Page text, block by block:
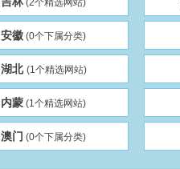
(2个精选网站)
安徽 (0个下属分类)
湖北 (1个精选网站)
内蒙 (1个精选网站)
澳门 (0个下属分类)